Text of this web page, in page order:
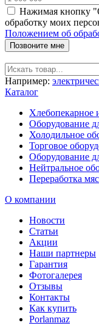
Нажимая кнопку
обработку моих
Положением об
Например:
Каталог
Хлебопекарное
Оборудование
Холодильное
Торговое
Оборудование
Нейтральное
Переработка
О компании
Новости
Статьи
Акции
Наши партнеры
Гарантия
Фотогалерея
Отзывы
Контакты
Как купить
Porlanmaz